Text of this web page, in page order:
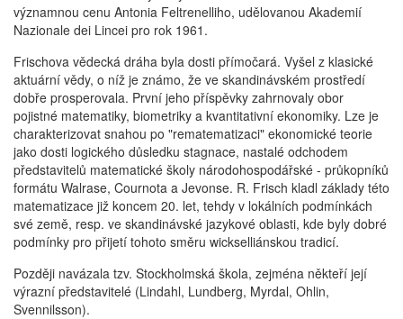
významnou cenu Antonia Feltrenelliho, udělovanou Akademií
Nazionale dei Lincei pro rok 1961.
Frischova vědecká dráha byla dosti přímočará. Vyšel z klasické
aktuární vědy, o níž je známo, že ve skandinávském prostředí
dobře prosperovala. První jeho příspěvky zahrnovaly obor
pojistné matematiky, biometriky a kvantitativní ekonomiky. Lze je
charakterizovat snahou po "rematematizaci" ekonomické teorie
jako dosti logického důsledku stagnace, nastalé odchodem
představitelů matematické školy národohospodářské - průkopníků
formátu Walrase, Cournota a Jevonse. R. Frisch kladl základy této
matematizace již koncem 20. let, tehdy v lokálních podmínkách
své země, resp. ve skandinávské jazykové oblasti, kde byly dobré
podmínky pro přijetí tohoto směru wickselliánskou tradicí.
Později navázala tzv. Stockholmská škola, zejména někteří její
výrazní představitelé (Lindahl, Lundberg, Myrdal, Ohlin,
Svennilsson).